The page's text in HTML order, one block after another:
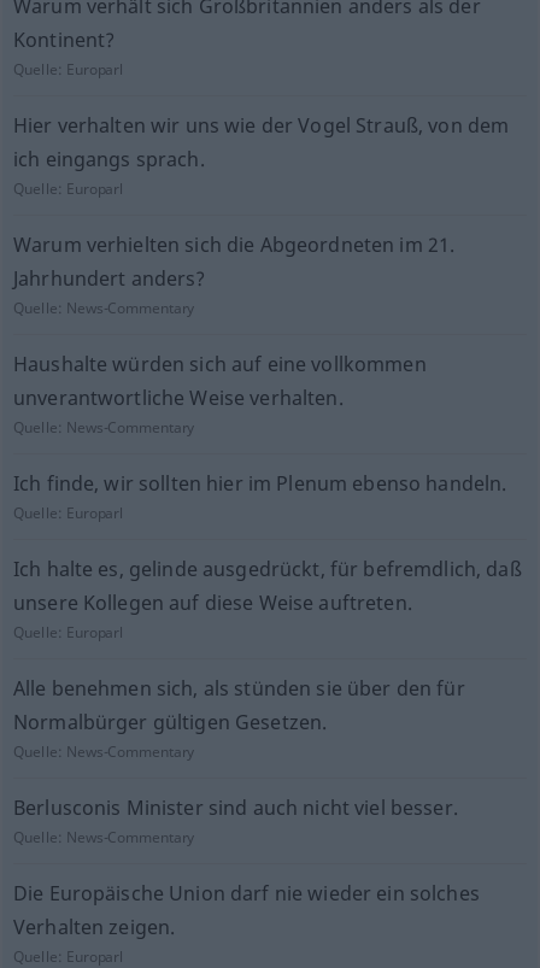
Warum verhält sich Großbritannien anders als der
Kontinent?
Quelle: Europarl
Hier verhalten wir uns wie der Vogel Strauß, von dem
ich eingangs sprach.
Quelle: Europarl
Warum verhielten sich die Abgeordneten im 21.
Jahrhundert anders?
Quelle: News-Commentary
Haushalte würden sich auf eine vollkommen
unverantwortliche Weise verhalten.
Quelle: News-Commentary
Ich finde, wir sollten hier im Plenum ebenso handeln.
Quelle: Europarl
Ich halte es, gelinde ausgedrückt, für befremdlich, daß
unsere Kollegen auf diese Weise auftreten.
Quelle: Europarl
Alle benehmen sich, als stünden sie über den für
Normalbürger gültigen Gesetzen.
Quelle: News-Commentary
Berlusconis Minister sind auch nicht viel besser.
Quelle: News-Commentary
Die Europäische Union darf nie wieder ein solches
Verhalten zeigen.
Quelle: Europarl